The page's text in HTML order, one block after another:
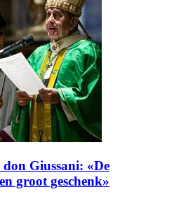
Giussani: «De
groot geschenk»